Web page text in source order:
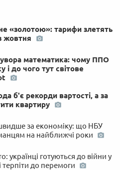
«золотою»: тарифи злетять
жовтня
математика: чому ППО
і до чого тут світове
б'є рекорди вартості, а за
квартиру
за економіку: що НБУ
на найближчі роки
українці готуються до війни у
терпіти до перемоги